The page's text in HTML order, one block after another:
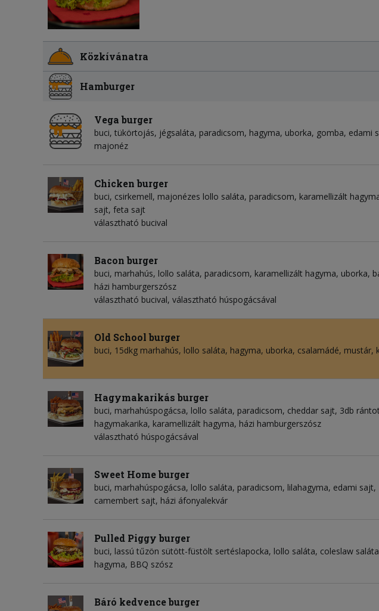
Közkívánatra
Hamburger
Vega burger
buci, tükörtojás, jégsaláta, paradicsom, hagyma, uborka, gomba, edami
majonéz
Chicken burger
buci, csirkemell, majonézes lollo saláta, paradicsom, karamellizált
sajt, feta sajt
választható bucival
Bacon burger
buci, marhahús, lollo saláta, paradicsom, karamellizált hagyma, uborka,
házi hamburgerszósz
választható bucival, választható húspogácsával
Old School burger
buci, 15dkg marhahús, lollo saláta, hagyma, uborka, csalamádé, mustár,
Hagymakarikás burger
buci, marhahúspogácsa, lollo saláta, paradicsom, cheddar sajt, 3db
hagymakarika, karamellizált hagyma, házi hamburgerszósz
választható húspogácsával
Sweet Home burger
buci, marhahúspogácsa, lollo saláta, paradicsom, lilahagyma, edami sajt,
camembert sajt, házi áfonyalekvár
Pulled Piggy burger
buci, lassú tűzön sütött-füstölt sertéslapocka, lollo saláta, coleslaw
hagyma, BBQ szósz
Báró kedvence burger